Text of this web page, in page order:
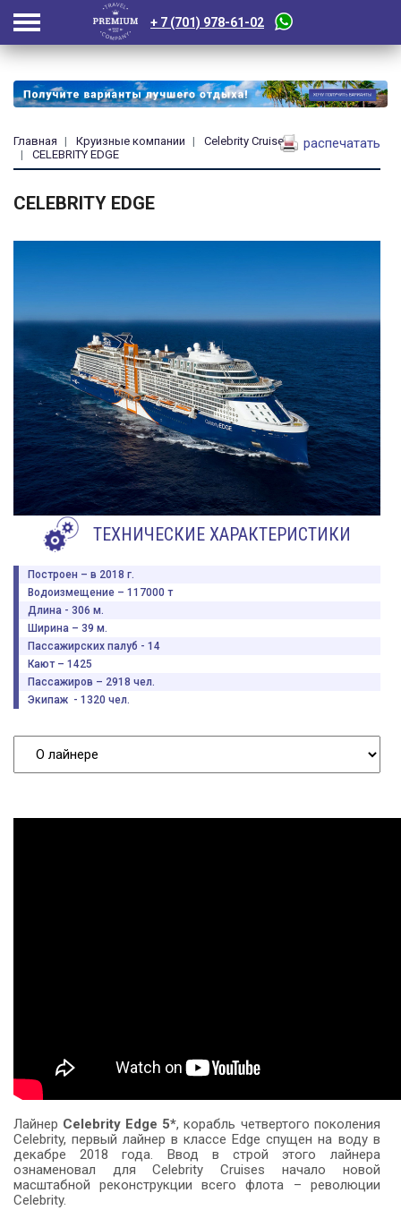
+ 7 (701) 978-61-02
Главная Круизные компании
Celebrity Cruises
CELEBRITY EDGE
распечатать
CELEBRITY EDGE
ТЕХНИЧЕСКИЕ ХАРАКТЕРИСТИКИ
Построен – в 2018 г.
Водоизмещение – 117000 т
Длина - 306 м.
Ширина – 39 м.
Пассажирских палуб - 14
Кают – 1425
Пассажиров – 2918 чел.
Экипаж - 1320 чел.
Лайнер Celebrity Edge 5*, корабль четвертого поколения
Celebrity, первый лайнер в классе Edge спущен на воду в
декабре 2018 года. Ввод в строй этого лайнера
ознаменовал для Celebrity Cruises начало новой
масштабной реконструкции всего флота – революции
Celebrity.